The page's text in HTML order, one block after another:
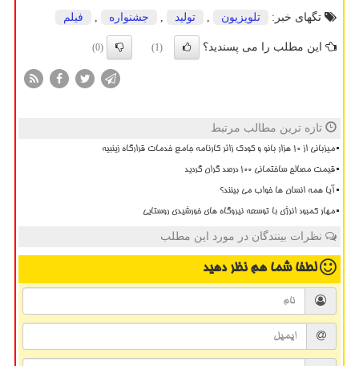
تگهای خبر:
تلویزیون تولید جشنواره فیلم
این مطلب را می پسندید؟ (1)
(0)
تازه ترین مطالب مرتبط
میزبانی از ۱۰ هزار بانو و کودک زائر کارنامه جامع خدمات قرارگاه زینبیه
قیمت مصالح ساختمانی ۱۰۰ درصد گران گردید
آیا همه انسان ها خواب می بینند؟
مهار کمبود انرژی با توسعه نیروگاه های خورشیدی روستایی
نظرات بینندگان در مورد این مطلب
لطفا شما همنظر دهید